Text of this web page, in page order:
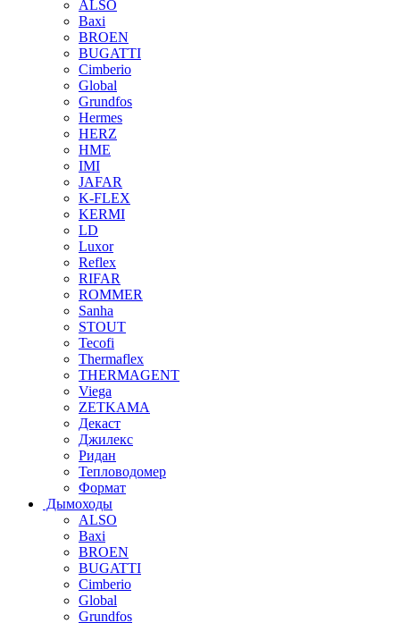
ALSO
Baxi
BROEN
BUGATTI
Cimberio
Global
Grundfos
Hermes
HERZ
HME
IMI
JAFAR
K-FLEX
KERMI
LD
Luxor
Reflex
RIFAR
ROMMER
Sanha
STOUT
Tecofi
Thermaflex
THERMAGENT
Viega
ZETKAMA
Декаст
Джилекс
Ридан
Тепловодомер
Формат
Дымоходы
ALSO
Baxi
BROEN
BUGATTI
Cimberio
Global
Grundfos